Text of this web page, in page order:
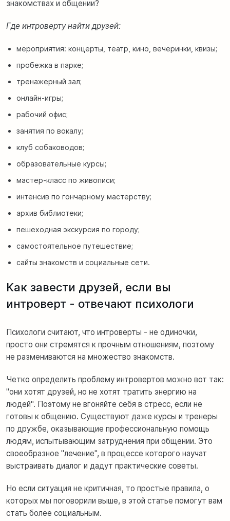
знакомствах и общении?
Где интроверту найти друзей:
мероприятия: концерты, театр, кино, вечеринки, квизы;
пробежка в парке;
тренажерный зал;
онлайн-игры;
рабочий офис;
занятия по вокалу;
клуб собаководов;
образовательные курсы;
мастер-класс по живописи;
интенсив по гончарному мастерству;
архив библиотеки;
пешеходная экскурсия по городу;
самостоятельное путешествие;
сайты знакомств и социальные сети.
Как завести друзей, если вы
интроверт - отвечают психологи
Психологи считают, что интроверты - не одиночки,
просто они стремятся к прочным отношениям, поэтому
не размениваются на множество знакомств.
Четко определить проблему интровертов можно вот так:
"они хотят друзей, но не хотят тратить энергию на
людей". Поэтому не вгоняйте себя в стресс, если не
готовы к общению. Существуют даже курсы и тренеры
по дружбе, оказывающие профессиональную помощь
людям, испытывающим затруднения при общении. Это
своеобразное "лечение", в процессе которого научат
выстраивать диалог и дадут практические советы.
Но если ситуация не критичная, то простые правила, о
которых мы поговорили выше, в этой статье помогут вам
стать более социальным.